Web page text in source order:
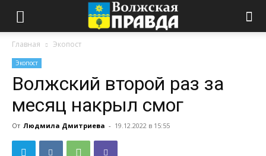
Главная Экопост
Экопост
Волжский второй раз за
месяц накрыл смог
От Людмила Дмитриева - 19.12.2022 в 15:55